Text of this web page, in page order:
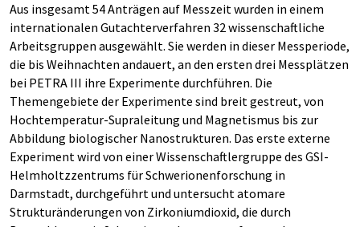
Aus insgesamt 54 Anträgen auf Messzeit wurden in einem
internationalen Gutachterverfahren 32 wissenschaftliche
Arbeitsgruppen ausgewählt. Sie werden in dieser Messperiode,
die bis Weihnachten andauert, an den ersten drei Messplätzen
bei PETRA III ihre Experimente durchführen. Die
Themengebiete der Experimente sind breit gestreut, von
Hochtemperatur-Supraleitung und Magnetismus bis zur
Abbildung biologischer Nanostrukturen. Das erste externe
Experiment wird von einer Wissenschaftlergruppe des GSI-
Helmholtzzentrums für Schwerionenforschung in
Darmstadt, durchgeführt und untersucht atomare
Strukturänderungen von Zirkoniumdioxid, die durch